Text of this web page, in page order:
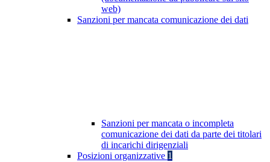
web)
Sanzioni per mancata comunicazione dei dati
Sanzioni per mancata o incompleta
comunicazione dei dati da parte dei titolari
di incarichi dirigenziali
Posizioni organizzative 1